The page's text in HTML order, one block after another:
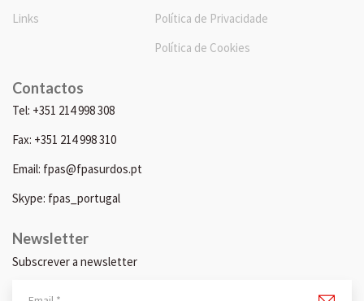
Links
Política de Privacidade
Política de Cookies
Contactos
Tel: +351 214 998 308
Fax: +351 214 998 310
Email: fpas@fpasurdos.pt
Skype: fpas_portugal
Newsletter
Subscrever a newsletter